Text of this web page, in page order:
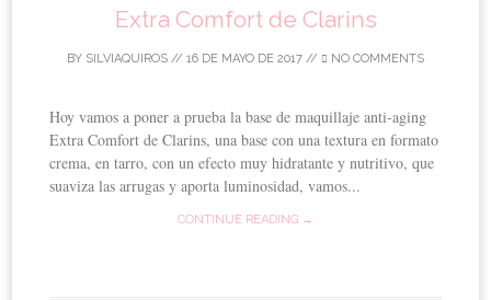
Extra Comfort de Clarins
BY SILVIAQUIROS // 16 DE MAYO DE 2017 // NO COMMENTS
Hoy vamos a poner a prueba la base de maquillaje anti-aging
Extra Comfort de Clarins, una base con una textura en formato
crema, en tarro, con un efecto muy hidratante y nutritivo, que
suaviza las arrugas y aporta luminosidad, vamos...
CONTINUE READING →